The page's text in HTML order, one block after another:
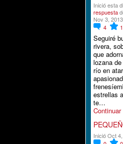
Inició esta
respuesta
Nov 3, 2013.
4
1
Seguiré
rivera,
que
lozana
río en
estrellas
te…
Continuar
Inició Oct